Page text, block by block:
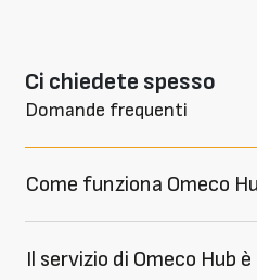
Ci chiedete spesso
Domande frequenti
Come funziona Omeco
Il servizio di Omeco Hub